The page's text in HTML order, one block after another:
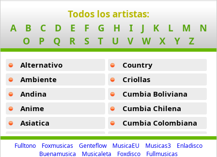
9 músicas online
Jessy J
10 músicas online
John Coltrane
6 músicas online
10 músicas online
Lonely Heart 2
Todos los artistas:
A
B C D E F G H I J K L M
N
O
P Q R S T U V W X Y Z
Alternativo
Ambiente
Andina
Anime
Asiatica
Atevip
Bachatas
Country
Criollas
Cumbia Boliviana
Cumbia Chilena
Cumbia Colombiana
Cumbia Ecuatoriana
Cumbia Mexicana
Fulltono Foxmusicas Genteflow MusicaEU Musicas3
Enladisco
Buenamusica
Musicaleta Foxdisco Fullmusicas